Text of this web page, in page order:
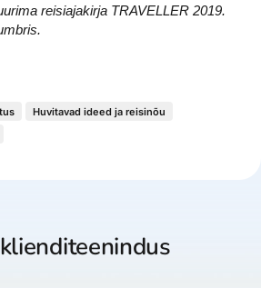
reisiajakirja TRAVELLER 2019.
Huvitavad ideed ja reisinõu